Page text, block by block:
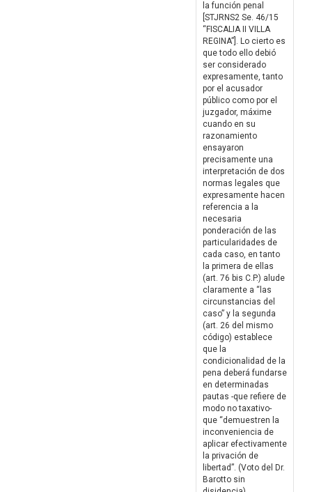
la función penal
[STJRNS2 Se. 46/15
“FISCALIA II VILLA
REGINA”]. Lo cierto es
que todo ello debió
ser considerado
expresamente, tanto
por el acusador
público como por el
juzgador, máxime
cuando en su
razonamiento
ensayaron
precisamente una
interpretación de dos
normas legales que
expresamente hacen
referencia a la
necesaria
ponderación de las
particularidades de
cada caso, en tanto
la primera de ellas
(art. 76 bis C.P.) alude
claramente a “las
circunstancias del
caso” y la segunda
(art. 26 del mismo
código) establece
que la
condicionalidad de la
pena deberá fundarse
en determinadas
pautas -que refiere de
modo no taxativo-
que “demuestren la
inconveniencia de
aplicar efectivamente
la privación de
libertad”. (Voto del Dr.
Barotto sin